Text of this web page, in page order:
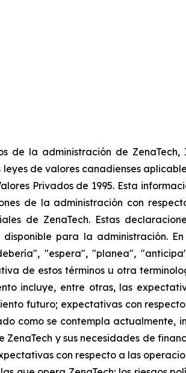
de la administración de
de valores canadienses
Privados de 1995. Esta
de la administración con
de ZenaTech. Estas
para la administración.
"espera", "planea",
de estos términos u otra
incluye, entre otras, las
futuro; expectativas con
como se contempla actualmente,
y sus necesidades de
con respecto a las